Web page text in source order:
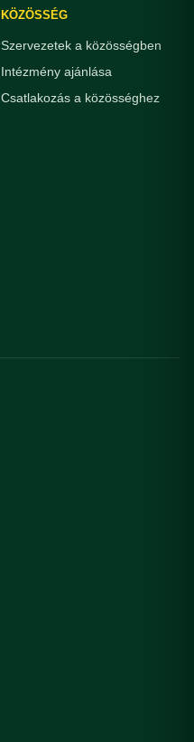
KÖZÖSSÉG
Szervezetek a közösségben
Intézmény ajánlása
Csatlakozás a közösséghez